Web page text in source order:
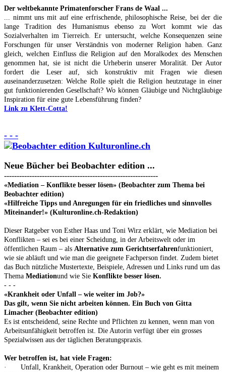
Der weltbekannte Primatenforscher Frans de Waal ...
... nimmt uns mit auf eine erfrischende, philosophische Reise, bei der die
lange Tradition des Humanismus ebenso zu Wort kommt wie das
Sozialverhalten im Tierreich. Er untersucht, welche Konsequenzen seine
Forschungen für unser Verständnis von moderner Religion haben. Ganz
gleich, welchen Einfluss die Religion auf den Moralkodex des Menschen
genommen hat, sie ist nicht die Urheberin unserer Moralität. Der Autor
fordert die Leser auf, sich konstruktiv mit Fragen wie diesen
auseinanderzusetzen: Welche Rolle spielt die Religion heutzutage in einer
gut funktionierenden Gesellschaft? Wo können Gläubige und Nichtgläubige
Inspiration für eine gute Lebensführung finden?
Link zu Klett-Cotta!
- - -
Neue Bücher bei Beobachter edition ...
-------------------------------------------------------------
«Mediation – Konflikte besser lösen» (Beobachter zum Thema bei
Beobachter edition)
«Hilfreiche Tipps und Anregungen für ein friedliches und sinnvolles
Miteinander!» (Kulturonline.ch-Redaktion)
Dieser Ratgeber von Esther Haas und Toni Wirz erklärt, wie Mediation bei
Konflikten – sei es bei einer Scheidung, in der Arbeitswelt oder im
öffentlichen Raum – als Alternative zum Gerichtserfahrenfunktioniert,
wie sie abläuft und wie man die geeignete Fachperson findet. Zudem bietet
das Buch nützliche Mustertexte, Beispiele, Adressen und Links rund um das
Thema Mediationund wie Sie Konflikte besser lösen.
- - -
«Krankheit oder Unfall – wie weiter im Job?»
Das gilt, wenn Sie nicht arbeiten können. Ein Buch von Gitta
Limacher (Beobachter edition)
Es ist entscheidend, seine Rechte und Pflichten zu kennen, wenn man von
Arbeitsunfähigkeit betroffen ist. Die Autorin verfügt über ein grosses
Spezialwissen aus der täglichen Beratungspraxis.
Wer betroffen ist, hat viele Fragen:
· Unfall, Krankheit, Operation oder Burnout – wie geht es mit meinem